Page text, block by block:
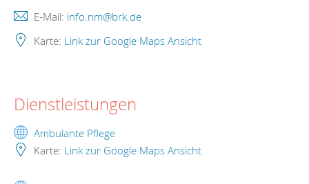
E-Mail: info.nm@brk.de
Karte: Link zur Google Maps Ansicht
Dienstleistungen
Ambulante Pflege
Karte: Link zur Google Maps Ansicht